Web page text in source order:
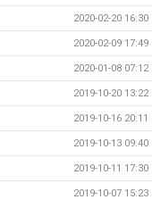
2020-02-20 16:30
2020-02-09 17:49
2020-01-08 07:12
2019-10-20 13:22
2019-10-16 20:11
2019-10-13 09:40
2019-10-11 17:30
2019-10-07 15:23